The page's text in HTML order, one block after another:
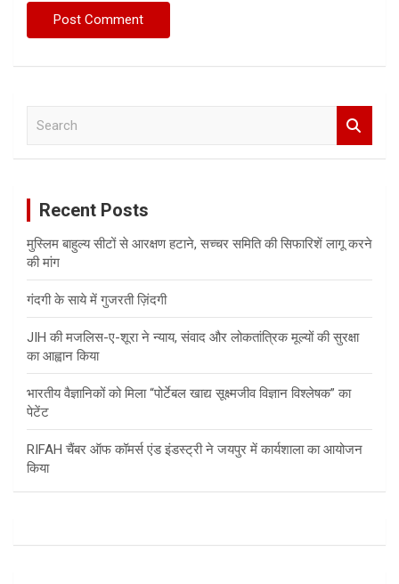
Recent Posts
मुस्लिम बाहुल्य सीटों से आरक्षण हटाने, सच्चर समिति की सिफारिशें लागू करने
की मांग
गंदगी के साये में गुजरती ज़िंदगी
JIH की मजलिस-ए-शूरा ने न्याय, संवाद और लोकतांत्रिक मूल्यों की सुरक्षा
का आह्वान किया
भारतीय वैज्ञानिकों को मिला “पोर्टेबल खाद्य सूक्ष्मजीव विज्ञान विश्लेषक” का
पेटेंट
RIFAH चैंबर ऑफ कॉमर्स एंड इंडस्ट्री ने जयपुर में कार्यशाला का आयोजन
किया